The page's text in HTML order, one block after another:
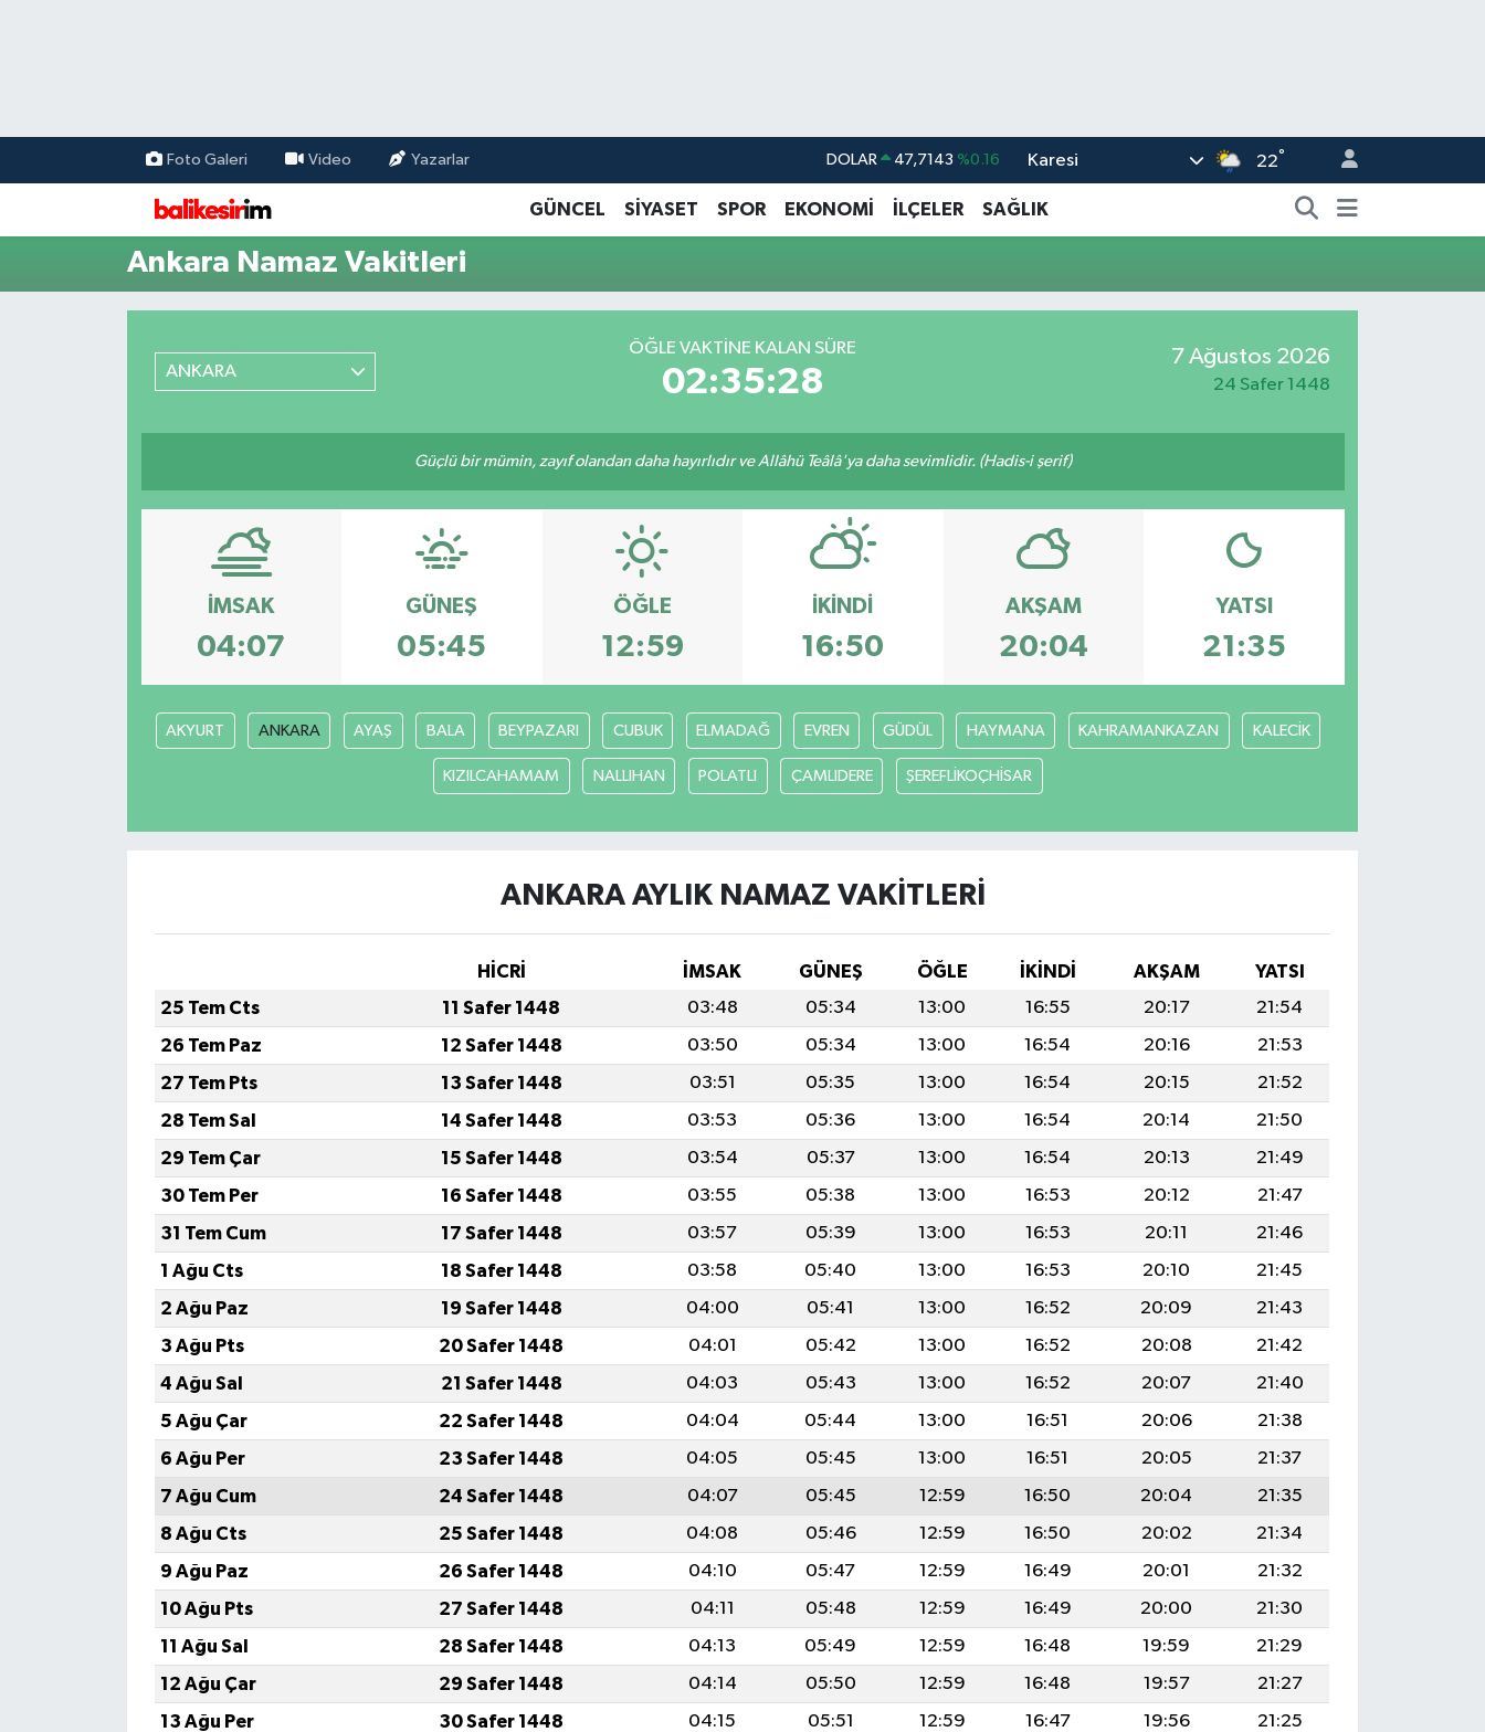
Foto Galeri Video Yazarlar DOLAR 47,7143 %0.16
EURO 55,0317 %-0.02
STERLİN 64,2463 %0.07
BITCOIN
Karesi 22°
GÜNCEL SİYASET SPOR EKONOMİ İLÇELER SAĞLIK
Ankara Namaz Vakitleri
ANKARA
ÖĞLE VAKTINE KALAN SÜRE
02:35:28
7 Ağustos 2026
24 Safer 1448
Güçlü bir mümin, zayıf olandan daha hayırlıdır ve Allâhü Teâlâ'ya daha sevimlidir. (Hadis-i şerif)
İMSAK
04:07
GÜNEŞ
05:45
ÖĞLE
12:59
İKINDI
16:50
AKŞAM
20:04
YATSI
21:35
AKYURT ANKARA AYAŞ BALA BEYPAZARI CUBUK ELMADAĞ EVREN GÜDÜL HAYMANA KAHRAMANKAZAN KALECİK
KIZILCAHAMAM NALLIHAN POLATLI ÇAMLIDERE ŞEREFLİKOÇHİSAR
ANKARA AYLIK NAMAZ VAKITLERI
HİCRİ İMSAK GÜNEŞ ÖĞLE İKINDI AKŞAM
YATSI
25 Tem Cts
11 Safer 1448 03:48 05:34 13:00 16:55 20:17
21:54
26 Tem Paz
12 Safer 1448 03:50 05:34 13:00 16:54 20:16
21:53
27 Tem Pts
13 Safer 1448 03:51 05:35 13:00 16:54 20:15
21:52
28 Tem Sal
14 Safer 1448 03:53 05:36 13:00 16:54 20:14
21:50
29 Tem Çar
15 Safer 1448 03:54 05:37 13:00 16:54 20:13
21:49
30 Tem Per
16 Safer 1448 03:55 05:38 13:00 16:53 20:12
21:47
31 Tem Cum
17 Safer 1448 03:57 05:39 13:00 16:53 20:11
21:46
1 Ağu Cts
18 Safer 1448 03:58 05:40 13:00 16:53 20:10
21:45
2 Ağu Paz
19 Safer 1448 04:00 05:41 13:00 16:52 20:09
21:43
3 Ağu Pts
20 Safer 1448 04:01 05:42 13:00 16:52 20:08
21:42
4 Ağu Sal
21 Safer 1448 04:03 05:43 13:00 16:52 20:07
21:40
5 Ağu Çar
22 Safer 1448 04:04 05:44 13:00 16:51 20:06
21:38
6 Ağu Per
23 Safer 1448 04:05 05:45 13:00 16:51 20:05
21:37
7 Ağu Cum
24 Safer 1448 04:07 05:45 12:59 16:50 20:04
21:35
8 Ağu Cts
25 Safer 1448 04:08 05:46 12:59 16:50 20:02
21:34
9 Ağu Paz
26 Safer 1448 04:10 05:47 12:59 16:49 20:01
21:32
10 Ağu Pts
27 Safer 1448 04:11 05:48 12:59 16:49 20:00
21:30
11 Ağu Sal
28 Safer 1448 04:13 05:49 12:59 16:48 19:59
21:29
12 Ağu Çar
29 Safer 1448 04:14 05:50 12:59 16:48 19:57
21:27
13 Ağu Per
30 Safer 1448 04:15 05:51 12:59 16:47 19:56
21:25